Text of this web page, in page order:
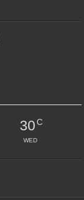
30C
WED